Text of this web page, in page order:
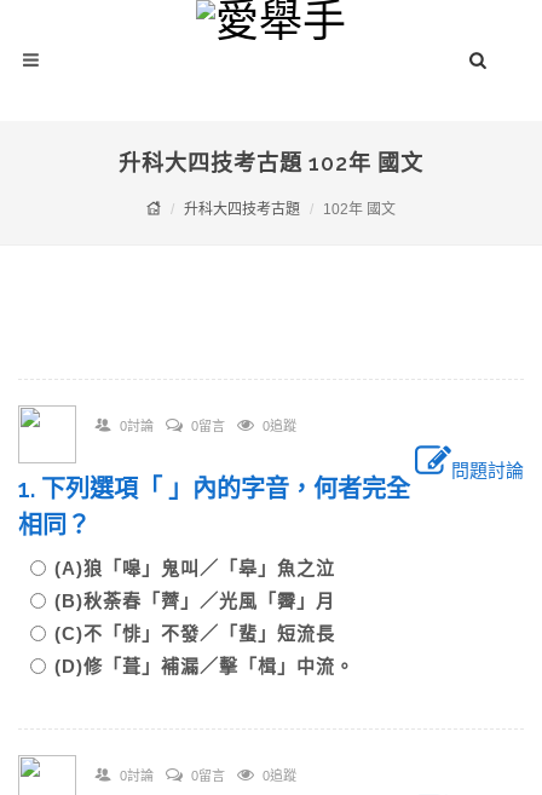
升科大四技考古題 102年 國文
升科大四技考古題 102年 國文
0討論 0留言 0追蹤
問題討論
1. 下列選項「 」內的字音，何者完全
相同？
(A)狼「嗥」鬼叫／「皋」魚之泣
(B)秋荼春「薺」／光風「霽」月
(C)不「悱」不發／「蜚」短流長
(D)修「葺」補漏／擊「楫」中流。
0討論 0留言 0追蹤